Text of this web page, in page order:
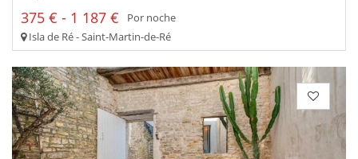
375 € - 1 187 €
Por noche
Isla de Ré - Saint-Martin-de-Ré